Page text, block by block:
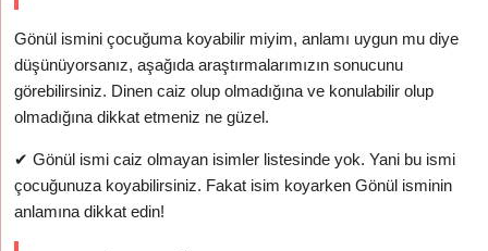
Gönül ismini çocuğuma koyabilir miyim, anlamı uygun mu diye
düşünüyorsanız, aşağıda araştırmalarımızın sonucunu
görebilirsiniz. Dinen caiz olup olmadığına ve konulabilir olup
olmadığına dikkat etmeniz ne güzel.
✔ Gönül ismi caiz olmayan isimler listesinde yok. Yani bu ismi
çocuğunuza koyabilirsiniz. Fakat isim koyarken Gönül isminin
anlamına dikkat edin!